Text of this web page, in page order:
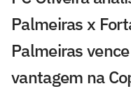
Palmeiras x
Palmeiras
vantagem na